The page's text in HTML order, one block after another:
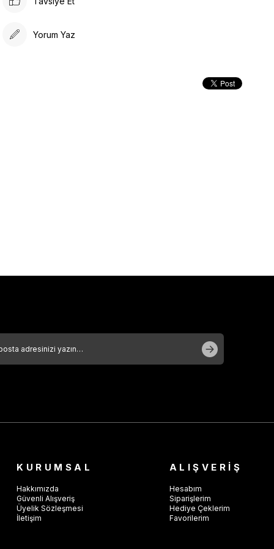
Yorum Yaz
KURUMSAL
Hakkımızda
Güvenli Alışveriş
Üyelik Sözleşmesi
İletişim
ALIŞVERİŞ
Hesabım
Siparişlerim
Hediye Çeklerim
Favorilerim